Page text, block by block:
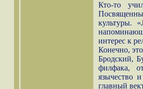
Кто-то
культуры.
интерес к
Конечно,
Бродский,
филфака,
язычество
главный